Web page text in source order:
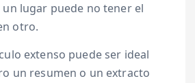
lugar puede no tener el
otro.
extenso puede ser ideal
un resumen o un extracto